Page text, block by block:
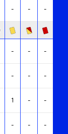
- - -
- - -
- - -
1 - -
- - -